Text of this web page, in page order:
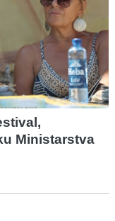
Ministarstva